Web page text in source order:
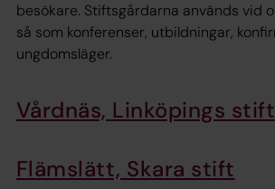
besökare. Stiftsgårdarna används vid
så som konferenser, utbildningar,
ungdomsläger.
Vårdnäs, Linköpings stift
Flämslätt, Skara stift